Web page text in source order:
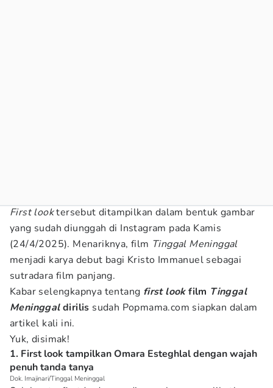
First looktersebut ditampilkan dalam bentuk gambar
yang sudah diunggah di Instagram pada Kamis
(24/4/2025). Menariknya, film Tinggal Meninggal
menjadi karya debut bagi Kristo Immanuel sebagai
sutradara film panjang.
Kabar selengkapnya tentang first lookfilm Tinggal
Meninggaldirilis sudah Popmama.com siapkan dalam
artikel kali ini.
Yuk, disimak!
1. First look tampilkan Omara Esteghlal dengan wajah
penuh tanda tanya
Dok. Imajinari/Tinggal Meninggal